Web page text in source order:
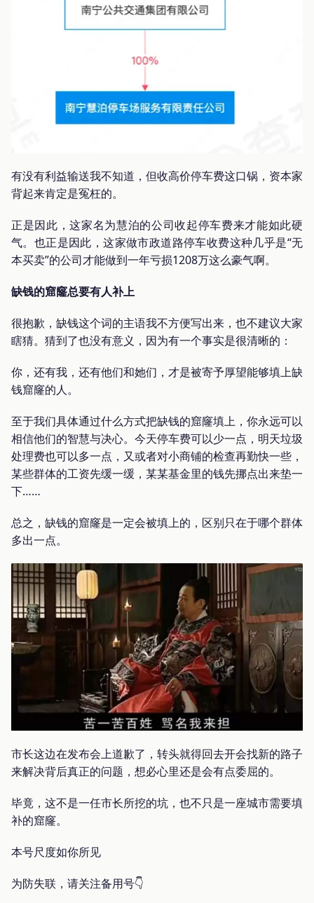
有没有利益输送我不知道，但收高价停车费这口锅，资本家
背起来肯定是冤枉的。
正是因此，这家名为慧泊的公司收起停车费来才能如此硬
气。也正是因此，这家做市政道路停车收费这种几乎是“无
本买卖”的公司才能做到一年亏损1208万这么豪气啊。
缺钱的窟窿总要有人补上
很抱歉，缺钱这个词的主语我不方便写出来，也不建议大家
瞎猜。猜到了也没有意义，因为有一个事实是很清晰的：
你，还有我，还有他们和她们，才是被寄予厚望能够填上缺
钱窟窿的人。
至于我们具体通过什么方式把缺钱的窟窿填上，你永远可以
相信他们的智慧与决心。今天停车费可以少一点，明天垃圾
处理费也可以多一点，又或者对小商铺的检查再勤快一些，
某些群体的工资先缓一缓，某某基金里的钱先挪点出来垫一
下……
总之，缺钱的窟窿是一定会被填上的，区别只在于哪个群体
多出一点。
市长这边在发布会上道歉了，转头就得回去开会找新的路子
来解决背后真正的问题，想必心里还是会有点委屈的。
毕竟，这不是一任市长所挖的坑，也不只是一座城市需要填
补的窟窿。
本号尺度如你所见
为防失联，请关注备用号👇